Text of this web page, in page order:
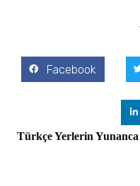
Facebook
Türkçe Yerlerin Yunanca